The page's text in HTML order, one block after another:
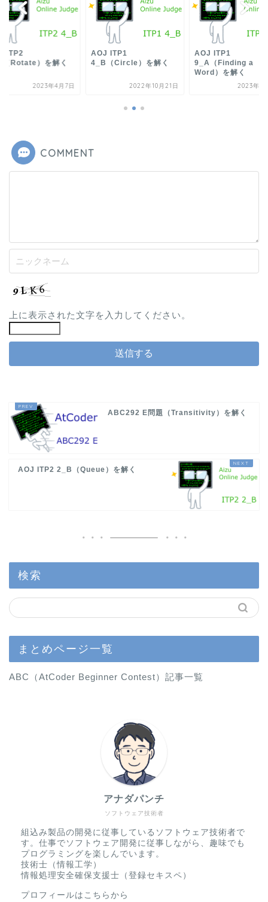
ITP2
Rotate）を解く
2023年4月7日
AOJ ITP1
4_B（Circle）を解く
2022年10月21日
AOJ ITP1
9_A（Finding a
Word）を解く
2023年1
COMMENT
上に表示された文字を入力してください。
ABC292 E問題（Transitivity）を解く
AOJ ITP2 2_B（Queue）を解く
検索
まとめページ一覧
ABC（AtCoder Beginner Contest）記事一覧
ソフトウェア技術者
アナダパンチ
組込み製品の開発に従事しているソフトウェア技術者で
す。仕事でソフトウェア開発に従事しながら、趣味でも
プログラミングを楽しんでいます。
技術士（情報工学）
情報処理安全確保支援士（登録セキスペ）
プロフィールはこちらから